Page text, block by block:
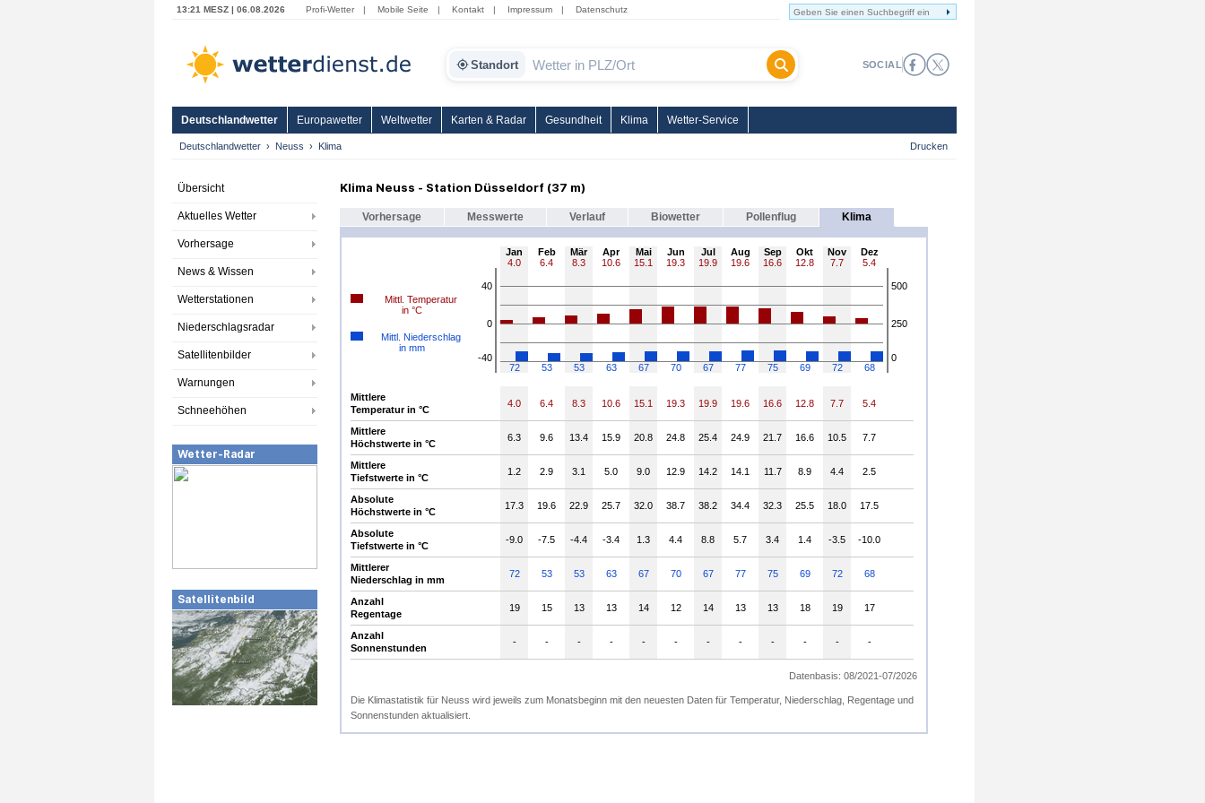
13:21 MESZ | 06.08.2026 Profi-Wetter | Mobile Seite | Kontakt | Impressum | Datenschutz
Standort SOCIAL
Deutschlandwetter Europawetter Weltwetter Karten & Radar Gesundheit Klima Wetter-Service
Deutschlandwetter Neuss Klima Drucken
Übersicht
Aktuelles Wetter
Vorhersage
News & Wissen
Wetterstationen
Niederschlagsradar
Satellitenbilder
Warnungen
Schneehöhen
Wetter-Radar
Satellitenbild
Klima Neuss - Station Düsseldorf (37 m)
Vorhersage Messwerte Verlauf Biowetter Pollenflug Klima
Jan Feb Mär Apr Mai Jun Jul Aug Sep Okt Nov
Dez
4.0
6.4 8.3 10.6 15.1 19.3 19.9 19.6 16.6 12.8 7.7 5.4
40
500
Mittl. Temperatur
in °C
0
250
Mittl. Niederschlag
in mm
-40
0
72
53 53 63 67 70 67 77 75 69 72 68
Mittlere
Temperatur in °C
4.0 6.4 8.3 10.6 15.1 19.3 19.9 19.6 16.6 12.8 7.7 5.4
Mittlere
Höchstwerte in °C
6.3 9.6 13.4 15.9 20.8 24.8 25.4 24.9 21.7 16.6 10.5 7.7
Mittlere
Tiefstwerte in °C
1.2 2.9 3.1 5.0 9.0 12.9 14.2 14.1 11.7 8.9 4.4 2.5
Absolute
Höchstwerte in °C
17.3 19.6 22.9 25.7 32.0 38.7 38.2 34.4 32.3 25.5 18.0 17.5
Absolute
Tiefstwerte in °C
-9.0 -7.5 -4.4 -3.4 1.3 4.4 8.8 5.7 3.4 1.4 -3.5 -10.0
Mittlerer
Niederschlag in mm
72 53 53 63 67 70 67 77 75 69 72 68
Anzahl
Regentage
19 15 13 13 14 12 14 13 13 18 19 17
Anzahl
Sonnenstunden
- - - - - - - - - - - -
Datenbasis: 08/2021-07/2026
Die Klimastatistik für Neuss wird jeweils zum Monatsbeginn mit den neuesten Daten für Temperatur, Niederschlag, Regentage und
Sonnenstunden aktualisiert.